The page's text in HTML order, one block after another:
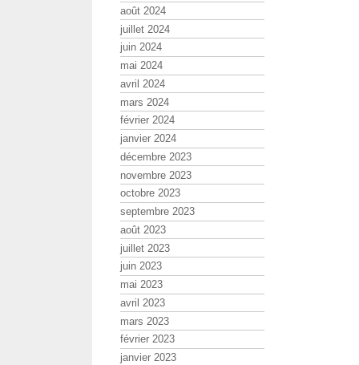
août 2024
juillet 2024
juin 2024
mai 2024
avril 2024
mars 2024
février 2024
janvier 2024
décembre 2023
novembre 2023
octobre 2023
septembre 2023
août 2023
juillet 2023
juin 2023
mai 2023
avril 2023
mars 2023
février 2023
janvier 2023